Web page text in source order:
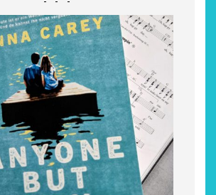
am
Restsommer - Kea
Garnier
5. April 2026